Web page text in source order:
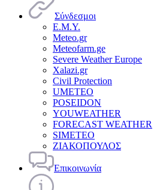
Σύνδεσμοι
Ε.Μ.Υ.
Meteo.gr
Meteofarm.ge
Severe Weather Europe
Xalazi.gr
Civil Protection
UMETEO
POSEIDON
YOUWEATHER
FORECAST WEATHER
SIMETEO
ΖΙΑΚΟΠΟΥΛΟΣ
Επικοινωνία